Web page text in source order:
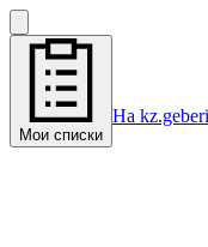
Мои списки
На